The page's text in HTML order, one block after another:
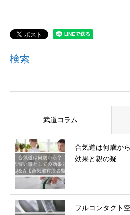
検索
武道コラム
合気道は何歳か
効果と親の疑...
フルコンタクト